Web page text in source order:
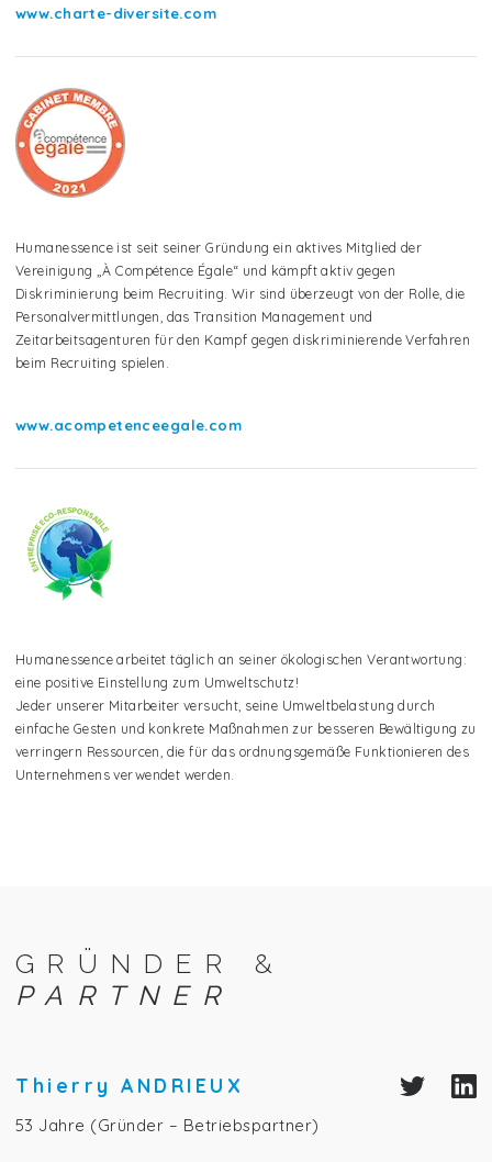
www.charte-diversite.com
Humanessence ist seit seiner Gründung ein aktives Mitglied der
Vereinigung „À Compétence Égale“ und kämpft aktiv gegen
Diskriminierung beim Recruiting. Wir sind überzeugt von der Rolle, die
Personalvermittlungen, das Transition Management und
Zeitarbeitsagenturen für den Kampf gegen diskriminierende Verfahren
beim Recruiting spielen.
www.acompetenceegale.com
Humanessence arbeitet täglich an seiner ökologischen Verantwortung:
eine positive Einstellung zum Umweltschutz!
Jeder unserer Mitarbeiter versucht, seine Umweltbelastung durch
einfache Gesten und konkrete Maßnahmen zur besseren Bewältigung zu
verringern Ressourcen, die für das ordnungsgemäße Funktionieren des
Unternehmens verwendet werden.
GRÜNDER &
PARTNER
Thierry ANDRIEUX
53 Jahre (Gründer – Betriebspartner)